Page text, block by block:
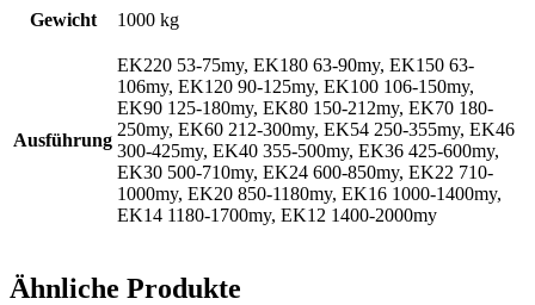
Gewicht 1000 kg
Ausführung
EK220 53-75my, EK180 63-90my, EK150 63-
106my, EK120 90-125my, EK100 106-150my,
EK90 125-180my, EK80 150-212my, EK70 180-
250my, EK60 212-300my, EK54 250-355my, EK46
300-425my, EK40 355-500my, EK36 425-600my,
EK30 500-710my, EK24 600-850my, EK22 710-
1000my, EK20 850-1180my, EK16 1000-1400my,
EK14 1180-1700my, EK12 1400-2000my
Ähnliche Produkte